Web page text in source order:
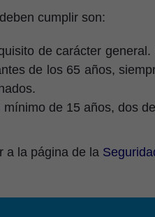
cumplir son:
de carácter
de los 65 años,
mínimo de 15 años, dos
a la página de la